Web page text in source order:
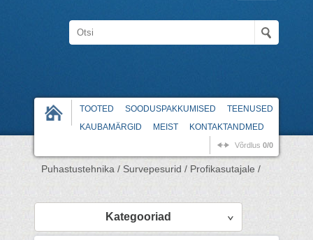
TOOTED SOODUSPAKKUMISED
TEENUSED
KAUBAMÄRGID
MEIST KONTAKTANDMED
Võrdlus 0/0
Puhastustehnika / Survepesurid / Profikasutajale /
Kategooriad